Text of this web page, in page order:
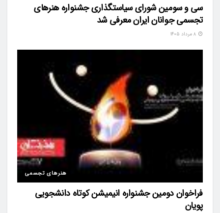
سی و سومین شورای سیاستگذاری جشنواره هنرهای
تجسمی جوانان ایران معرفی شد
هنرهای تجسمی
فراخوان دومین جشنواره انیمیشن کوتاه دانشجویی
پویان